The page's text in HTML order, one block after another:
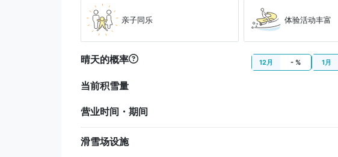
亲子同乐 体验活动丰富
晴天的概率 12月 - % 1月
当前积雪量
营业时间・期间
滑雪场设施